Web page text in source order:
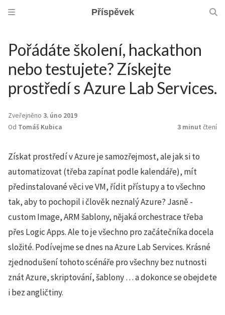
Příspěvek
Pořádáte školení, hackathon
nebo testujete? Získejte
prostředí s Azure Lab Services.
Zveřejněno 3. úno 2019
Od Tomáš Kubica 3 minut čtení
Získat prostředí v Azure je samozřejmost, ale jak si to
automatizovat (třeba zapínat podle kalendáře), mít
předinstalované věci ve VM, řídit přístupy a to všechno
tak, aby to pochopil i člověk neznalý Azure? Jasně -
custom Image, ARM šablony, nějaká orchestrace třeba
přes Logic Apps. Ale to je všechno pro začátečníka docela
složité. Podívejme se dnes na Azure Lab Services. Krásné
zjednodušení tohoto scénáře pro všechny bez nutnosti
znát Azure, skriptování, šablony … a dokonce se obejdete
i bez angličtiny.